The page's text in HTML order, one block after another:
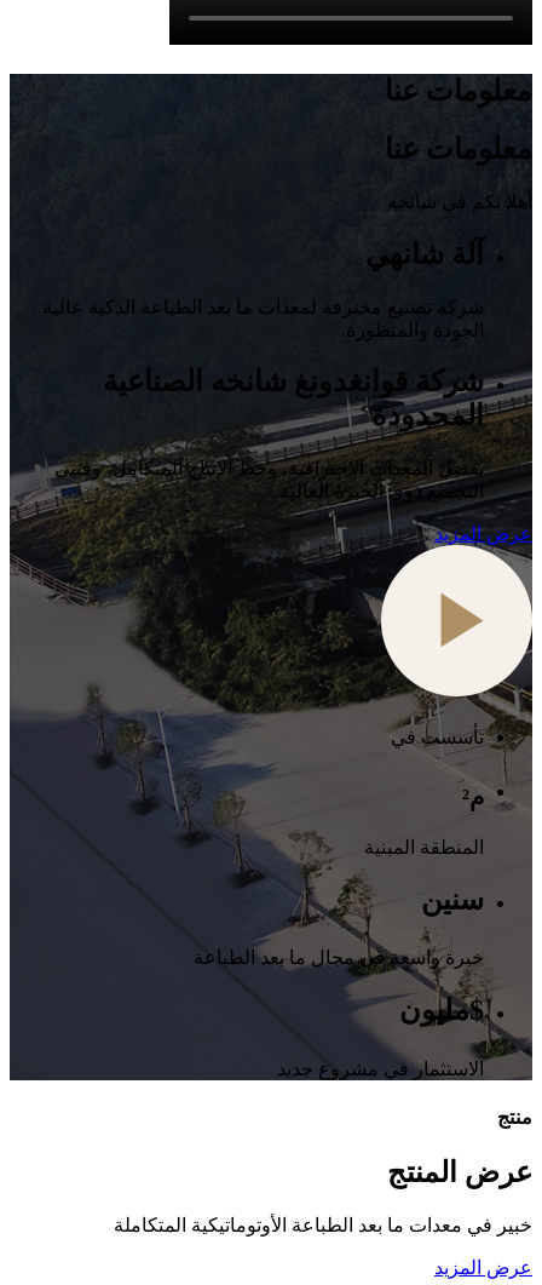
معلومات عنا
معلومات عنا
أهلا بكم في شانخه
آلة شانهي
شركة تصنيع محترفة لمعدات ما بعد الطباعة الذكية عالية
الجودة والمتطورة.
شركة قوانغدونغ شانخه الصناعية
المحدودة
بفضل المعدات الاحترافية، وخط الإنتاج المتكامل، وفنيي
التجميع ذوي الخبرة العالية.
عرض المزيد
تأسست في
م²
المنطقة المبنية
سنين
خبرة واسعة في مجال ما بعد الطباعة
$مليون
الاستثمار في مشروع جديد
منتج
عرض المنتج
خبير في معدات ما بعد الطباعة الأوتوماتيكية المتكاملة
عرض المزيد